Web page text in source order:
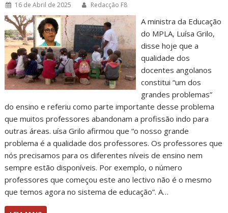
16 de Abril de 2025 Redacção F8
A ministra da Educação
do MPLA, Luísa Grilo,
disse hoje que a
qualidade dos
docentes angolanos
constitui “um dos
grandes problemas”
do ensino e referiu como parte importante desse problema
que muitos professores abandonam a profissão indo para
outras áreas. uísa Grilo afirmou que “o nosso grande
problema é a qualidade dos professores. Os professores que
nós precisamos para os diferentes níveis de ensino nem
sempre estão disponíveis. Por exemplo, o número
professores que começou este ano lectivo não é o mesmo
que temos agora no sistema de educação”. A…